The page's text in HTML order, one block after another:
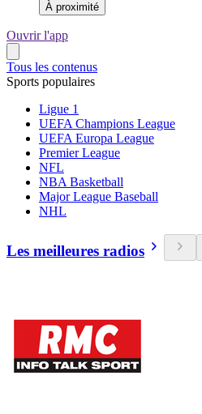
À proximité
Ouvrir l'app
Tous les contenus
Sports populaires
Ligue 1
UEFA Champions League
UEFA Europa League
Premier League
NFL
NBA Basketball
Major League Baseball
NHL
Les meilleures radios